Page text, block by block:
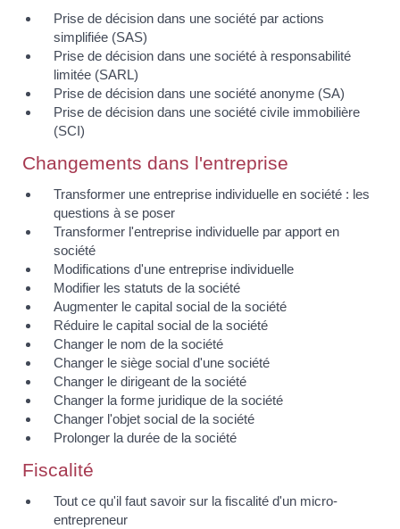
Prise de décision dans une société par actions
simplifiée (SAS)
Prise de décision dans une société à responsabilité
limitée (SARL)
Prise de décision dans une société anonyme (SA)
Prise de décision dans une société civile immobilière
(SCI)
Changements dans l'entreprise
Transformer une entreprise individuelle en société : les
questions à se poser
Transformer l'entreprise individuelle par apport en
société
Modifications d'une entreprise individuelle
Modifier les statuts de la société
Augmenter le capital social de la société
Réduire le capital social de la société
Changer le nom de la société
Changer le siège social d'une société
Changer le dirigeant de la société
Changer la forme juridique de la société
Changer l'objet social de la société
Prolonger la durée de la société
Fiscalité
Tout ce qu'il faut savoir sur la fiscalité d'un micro-
entrepreneur